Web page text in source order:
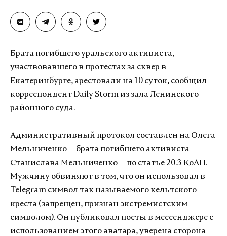
Брата погибшего уральского активиста,
участвовавшего в протестах за сквер в
Екатеринбурге, арестовали на 10 суток, сообщил
корреспондент Daily Storm из зала Ленинского
районного суда.
Административный протокол составлен на Олега
Мельниченко — брата погибшего активиста
Станислава Мельниченко — по статье 20.3 КоАП.
Мужчину обвиняют в том, что он использовал в
Telegram символ так называемого кельтского
креста (запрещен, признан экстремистским
символом). Он публиковал посты в мессенджере с
использованием этого аватара, уверена сторона